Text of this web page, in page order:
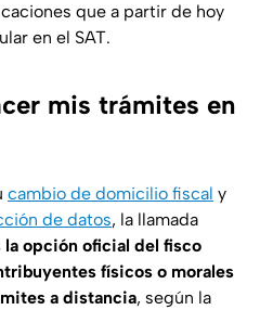
que a partir de hoy
en el SAT.
mis trámites en
cambio de domicilio fiscal y
de datos, la llamada
la opción oficial del fisco
físicos o morales
a distancia, según la